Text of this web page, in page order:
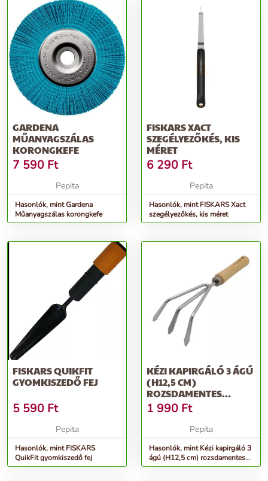
GARDENA
MŰANYAGSZÁLAS
KORONGKEFE
7 590 Ft
Pepita
Hasonlók, mint Gardena
Műanyagszálas korongkefe
FISKARS XACT
SZEGÉLYEZŐKÉS, KIS
MÉRET
6 290 Ft
Pepita
Hasonlók, mint FISKARS Xact
szegélyezőkés, kis méret
FISKARS QUIKFIT
GYOMKISZEDŐ FEJ
5 590 Ft
Pepita
Hasonlók, mint FISKARS
QuikFit gyomkiszedő fej
KÉZI KAPIRGÁLÓ 3 ÁGÚ
(H12,5 CM)
ROZSDAMENTES
ACÉL,FSC FA NYÉLLEL...
1 990 Ft
Pepita
Hasonlók, mint Kézi kapirgáló 3
ágú (H12,5 cm) rozsdamentes
acél,FSC fa nyéllel...